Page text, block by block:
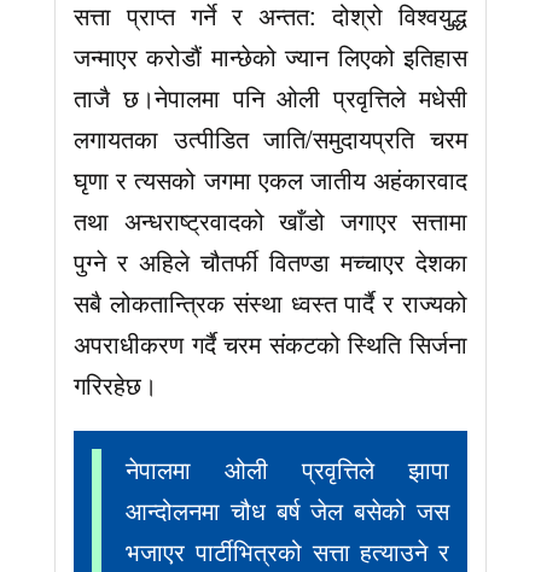
सत्ता प्राप्त गर्ने र अन्तत: दोश्रो विश्वयुद्ध
जन्माएर करोडौं मान्छेको ज्यान लिएको इतिहास
ताजै छ।नेपालमा पनि ओली प्रवृत्तिले मधेसी
लगायतका उत्पीडित जाति/समुदायप्रति चरम
घृणा र त्यसको जगमा एकल जातीय अहंकारवाद
तथा अन्धराष्ट्रवादको खाँडो जगाएर सत्तामा
पुग्ने र अहिले चौतर्फी वितण्डा मच्चाएर देशका
सबै लोकतान्त्रिक संस्था ध्वस्त पार्दै र राज्यको
अपराधीकरण गर्दै चरम संकटको स्थिति सिर्जना
गरिरहेछ।
नेपालमा ओली प्रवृत्तिले झापा
आन्दोलनमा चौध बर्ष जेल बसेको जस
भजाएर पार्टीभित्रको सत्ता हत्याउने र